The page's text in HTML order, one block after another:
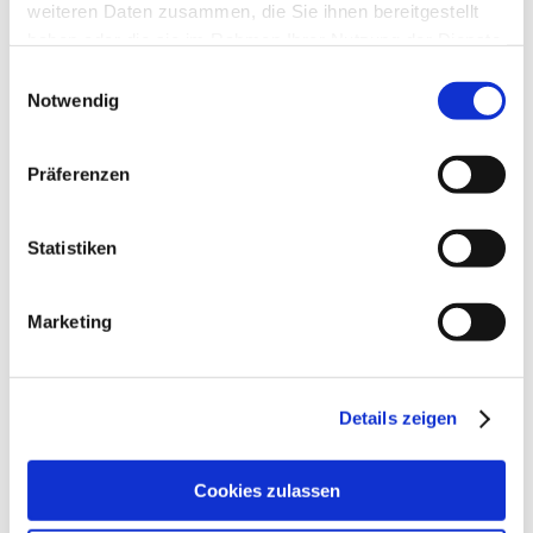
weiteren Daten zusammen, die Sie ihnen bereitgestellt
Notwendig
Präferenzen
Statistiken
Marketing
Details zeigen
Cookies zulassen
Eingriffe ästhetischer Natur werden nicht nur aus
kosmetischen Gründen vorgenommen, sondern auch
Besenreiser-Verödung